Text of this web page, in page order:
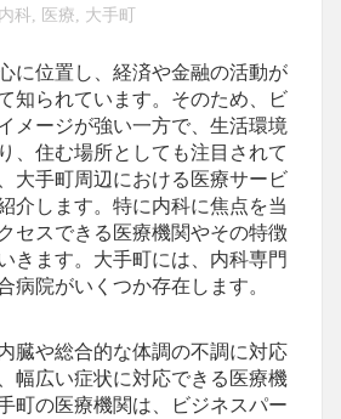
内科
医療 大手町
に位置し、経済や金融の活動が
知られています。 そのため、ビ
メージが強い一方で、生活環境
、住む場所としても注目されて
大手町周辺における医療サービ
介します。特に内科に焦点を当
セスできる医療機関やその特徴
きます。大手町には、内科専門
病院がいくつか存在します。
臓や総合的な体調の不調に対応
幅広い症状に対応できる医療機
町の医療機関は、ビジネスパー